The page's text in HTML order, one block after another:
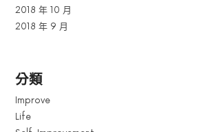
2018 年 10 月
2018 年 9 月
分類
Improve
Life